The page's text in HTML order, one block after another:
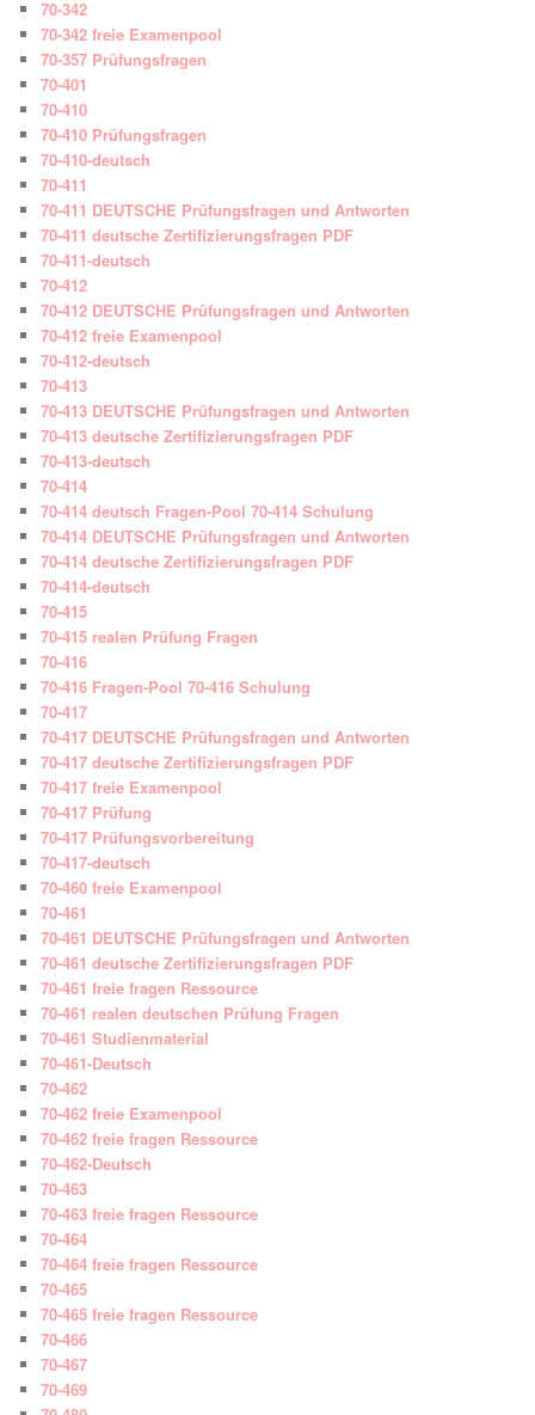
70-342
70-342 freie Examenpool
70-357 Prüfungsfragen
70-401
70-410
70-410 Prüfungsfragen
70-410-deutsch
70-411
70-411 DEUTSCHE Prüfungsfragen und Antworten
70-411 deutsche Zertifizierungsfragen PDF
70-411-deutsch
70-412
70-412 DEUTSCHE Prüfungsfragen und Antworten
70-412 freie Examenpool
70-412-deutsch
70-413
70-413 DEUTSCHE Prüfungsfragen und Antworten
70-413 deutsche Zertifizierungsfragen PDF
70-413-deutsch
70-414
70-414 deutsch Fragen-Pool 70-414 Schulung
70-414 DEUTSCHE Prüfungsfragen und Antworten
70-414 deutsche Zertifizierungsfragen PDF
70-414-deutsch
70-415
70-415 realen Prüfung Fragen
70-416
70-416 Fragen-Pool 70-416 Schulung
70-417
70-417 DEUTSCHE Prüfungsfragen und Antworten
70-417 deutsche Zertifizierungsfragen PDF
70-417 freie Examenpool
70-417 Prüfung
70-417 Prüfungsvorbereitung
70-417-deutsch
70-460 freie Examenpool
70-461
70-461 DEUTSCHE Prüfungsfragen und Antworten
70-461 deutsche Zertifizierungsfragen PDF
70-461 freie fragen Ressource
70-461 realen deutschen Prüfung Fragen
70-461 Studienmaterial
70-461-Deutsch
70-462
70-462 freie Examenpool
70-462 freie fragen Ressource
70-462-Deutsch
70-463
70-463 freie fragen Ressource
70-464
70-464 freie fragen Ressource
70-465
70-465 freie fragen Ressource
70-466
70-467
70-469